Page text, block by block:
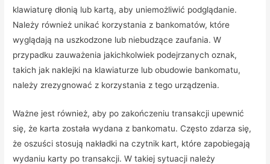
klawiaturę dłonią lub kartą, aby uniemożliwić podglądanie.
Należy również unikać korzystania z bankomatów, które
wyglądają na uszkodzone lub niebudzące zaufania. W
przypadku zauważenia jakichkolwiek podejrzanych oznak,
takich jak naklejki na klawiaturze lub obudowie bankomatu,
należy zrezygnować z korzystania z tego urządzenia.
Ważne jest również, aby po zakończeniu transakcji upewnić
się, że karta została wydana z bankomatu. Często zdarza się,
że oszuści stosują nakładki na czytnik kart, które zapobiegają
wydaniu karty po transakcji. W takiej sytuacji należy